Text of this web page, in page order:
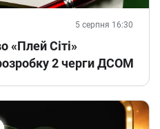
5 серпня 16:30
«Плей Сіті»
2 черги ДСОМ